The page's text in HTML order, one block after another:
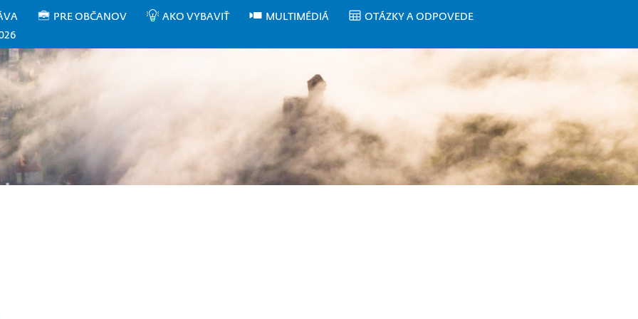
PRE OBČANOV AKO VYBAVIŤ MULTIMÉDIÁ
OTÁZKY A ODPOVEDE